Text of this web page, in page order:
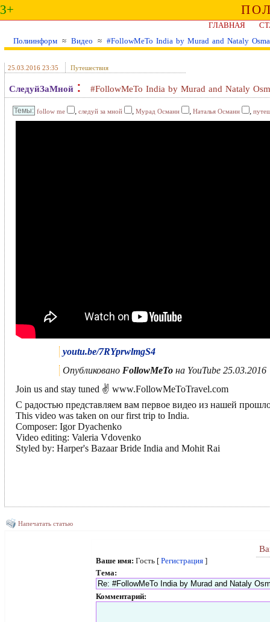
3+
ГЛАВНАЯ
Полиинформ ≈ Видео ≈ #FollowMeTo India by Murad and Nataly
25.03.2016 23:35 Путешествия
СледуйЗаМной : #FollowMeTo India by Murad and Nataly
follow me , следуй за мной , Мурад Османн , Наталья Османн ,
youtu.be/7RYprwlmgS4
Опубликовано FollowMeTo на YouTube 25.03.2016
Join us and stay tuned ✌ www.FollowMeToTravel.com
С радостью представляем вам первое видео из нашей
This video was taken on our first trip to India.
Composer: Igor Dyachenko
Video editing: Valeria Vdovenko
Styled by: Harper's Bazaar Bride India and Mohit Rai
Напечатать статью
Ваше имя: Гость [ Регистрация ]
Тема:
Комментарий: